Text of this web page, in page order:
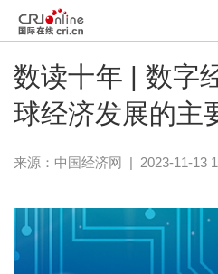
数读十年 | 数字
球经济发展的主
来源：中国经济网 | 2023-11-13